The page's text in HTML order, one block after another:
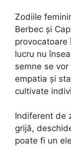
Zodiile
Berbec și
provocatoare
lucru nu
semne se
empatia și
cultivate
Indiferent de
grijă,
poate fi un